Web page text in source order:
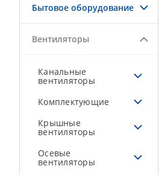
Бытовое оборудование
Вентиляторы
Канальные
вентиляторы
Комплектующие
Крышные
вентиляторы
Осевые
вентиляторы